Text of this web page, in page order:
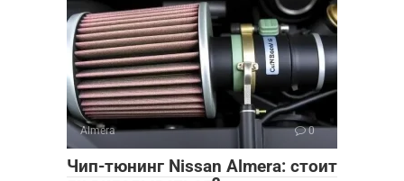
Almera 0
Чип-тюнинг Nissan Almera: стоит